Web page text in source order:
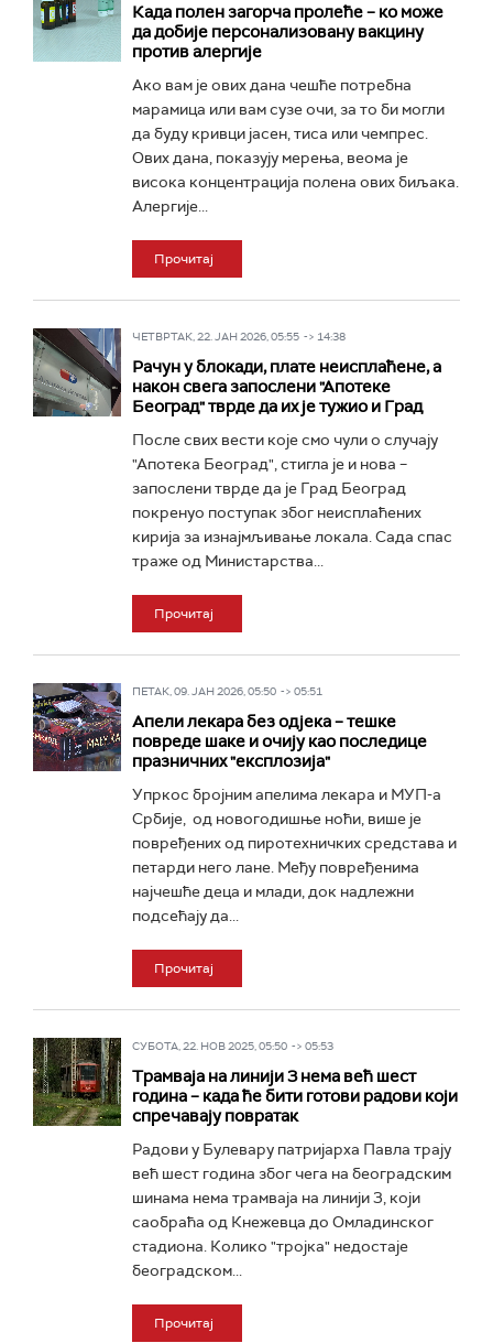
Када полен загорча пролеће – ко може
да добије персонализовану вакцину
против алергије
Ако вам је ових дана чешће потребна
марамица или вам сузе очи, за то би могли
да буду кривци јасен, тиса или чемпрес.
Ових дана, показују мерења, веома је
висока концентрација полена ових биљака.
Алергије...
Прочитај
ЧЕТВРТАК, 22. ЈАН 2026, 05:55 -> 14:38
Рачун у блокади, плате неисплаћене, а
након свега запослени "Апотеке
Београд" тврде да их је тужио и Град
После свих вести које смо чули о случају
"Апотекa Београд", стигла је и нова –
запослени тврде да је Град Београд
покренуо поступак због неисплаћених
кирија за изнајмљивање локала. Сада спас
траже од Министарства...
Прочитај
ПЕТАК, 09. ЈАН 2026, 05:50 -> 05:51
Апели лекара без одјека – тешке
повреде шаке и очију као последице
празничних "експлозија"
Упркос бројним апелима лекара и МУП-а
Србије, од новогодишње ноћи, више је
повређених од пиротехничких средстава и
петарди него лане. Међу повређенима
најчешће деца и млади, док надлежни
подсећају да...
Прочитај
СУБОТА, 22. НОВ 2025, 05:50 -> 05:53
Трамваја на линији 3 нема већ шест
година – када ће бити готови радови који
спречавају повратак
Радови у Булевару патријарха Павла трају
већ шест година због чега на београдским
шинама нема трамваја на линији 3, који
саобраћа од Кнежевца до Омладинског
стадиона. Колико "тројка" недостаје
београдском...
Прочитај